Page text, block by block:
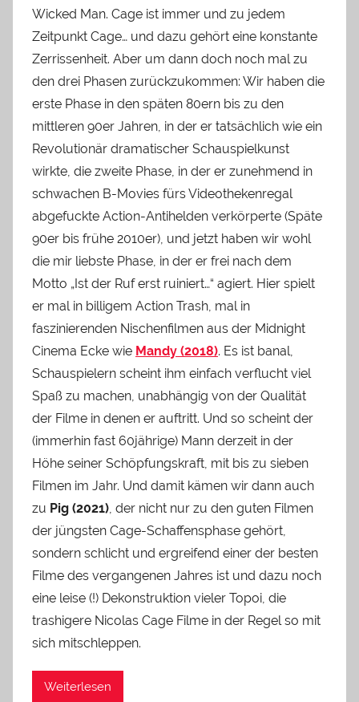
Wicked Man. Cage ist immer und zu jedem
Zeitpunkt Cage… und dazu gehört eine konstante
Zerrissenheit. Aber um dann doch noch mal zu
den drei Phasen zurückzukommen: Wir haben die
erste Phase in den späten 80ern bis zu den
mittleren 90er Jahren, in der er tatsächlich wie ein
Revolutionär dramatischer Schauspielkunst
wirkte, die zweite Phase, in der er zunehmend in
schwachen B-Movies fürs Videothekenregal
abgefuckte Action-Antihelden verkörperte (Späte
90er bis frühe 2010er), und jetzt haben wir wohl
die mir liebste Phase, in der er frei nach dem
Motto „Ist der Ruf erst ruiniert…“ agiert. Hier spielt
er mal in billigem Action Trash, mal in
faszinierenden Nischenfilmen aus der Midnight
Cinema Ecke wie Mandy (2018). Es ist banal,
Schauspielern scheint ihm einfach verflucht viel
Spaß zu machen, unabhängig von der Qualität
der Filme in denen er auftritt. Und so scheint der
(immerhin fast 60jährige) Mann derzeit in der
Höhe seiner Schöpfungskraft, mit bis zu sieben
Filmen im Jahr. Und damit kämen wir dann auch
zu Pig (2021), der nicht nur zu den guten Filmen
der jüngsten Cage-Schaffensphase gehört,
sondern schlicht und ergreifend einer der besten
Filme des vergangenen Jahres ist und dazu noch
eine leise (!) Dekonstruktion vieler Topoi, die
trashigere Nicolas Cage Filme in der Regel so mit
sich mitschleppen.
Weiterlesen